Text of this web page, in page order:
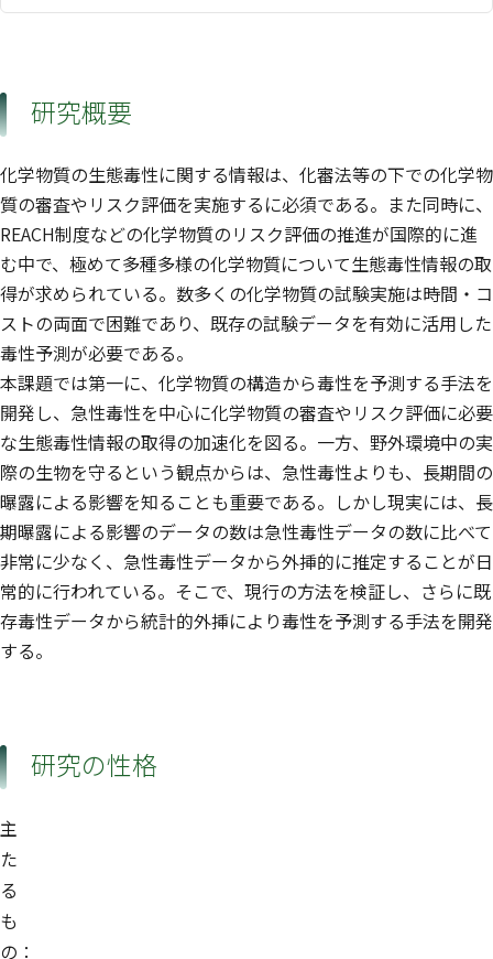
研究概要
化学物質の生態毒性に関する情報は、化審法等の下での化学物
質の審査やリスク評価を実施するに必須である。また同時に、
REACH制度などの化学物質のリスク評価の推進が国際的に進
む中で、極めて多種多様の化学物質について生態毒性情報の取
得が求められている。数多くの化学物質の試験実施は時間・コ
ストの両面で困難であり、既存の試験データを有効に活用した
毒性予測が必要である。
本課題では第一に、化学物質の構造から毒性を予測する手法を
開発し、急性毒性を中心に化学物質の審査やリスク評価に必要
な生態毒性情報の取得の加速化を図る。一方、野外環境中の実
際の生物を守るという観点からは、急性毒性よりも、長期間の
曝露による影響を知ることも重要である。しかし現実には、長
期曝露による影響のデータの数は急性毒性データの数に比べて
非常に少なく、急性毒性データから外挿的に推定することが日
常的に行われている。そこで、現行の方法を検証し、さらに既
存毒性データから統計的外挿により毒性を予測する手法を開発
する。
研究の性格
主
た
る
も
の：